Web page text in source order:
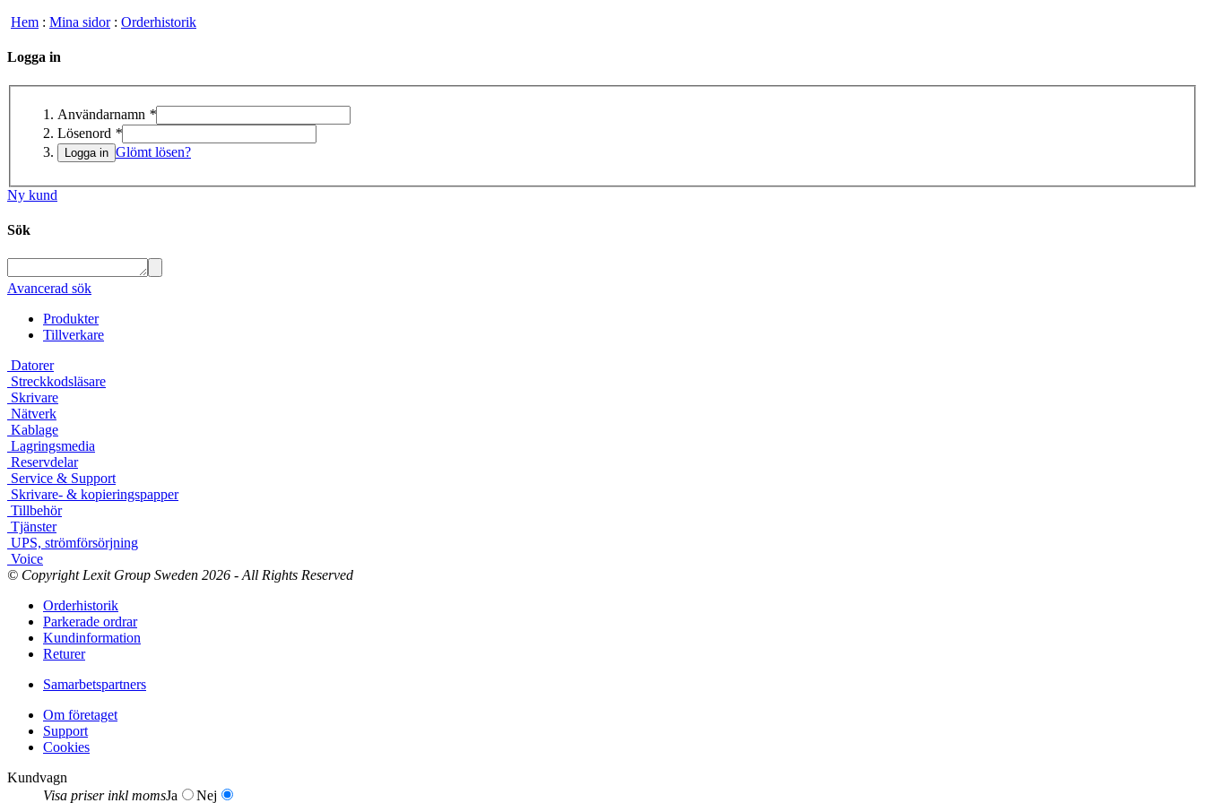
Hem : Mina sidor: Orderhistorik
Logga in
Användarnamn *
Lösenord *
Glömt lösen?
Ny kund
Sök
Avancerad sök
Produkter
Tillverkare
Datorer
Streckkodsläsare
Skrivare
Nätverk
Kablage
Lagringsmedia
Reservdelar
Service & Support
Skrivare- & kopieringspapper
Tillbehör
Tjänster
UPS, strömförsörjning
Voice
© Copyright Lexit Group Sweden 2026 - All Rights Reserved
Orderhistorik
Parkerade ordrar
Kundinformation
Returer
Samarbetspartners
Om företaget
Support
Cookies
Kundvagn
Visa priser inkl momsJa Nej